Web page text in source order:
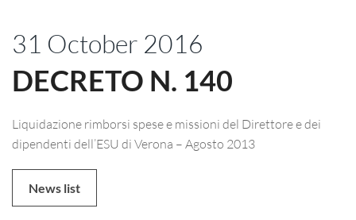
31 October 2016
DECRETO N. 140
Liquidazione rimborsi spese e missioni del Direttore e dei
dipendenti dell’ESU di Verona – Agosto 2013
News list